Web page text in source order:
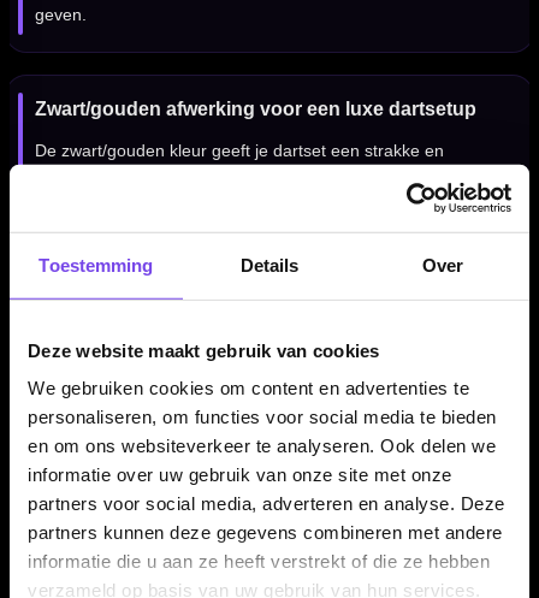
Toestemming Details Over
Deze website maakt gebruik van cookies
We gebruiken cookies om content en advertenties te
personaliseren, om functies voor social media te bieden
en om ons websiteverkeer te analyseren. Ook delen we
informatie over uw gebruik van onze site met onze
partners voor social media, adverteren en analyse. Deze
partners kunnen deze gegevens combineren met andere
informatie die u aan ze heeft verstrekt of die ze hebben
verzameld op basis van uw gebruik van hun services.
geven.
Zwart/gouden afwerking voor een luxe dartsetup
De zwart/gouden kleur geeft je dartset een strakke en
premium uitstraling. Deze Harrows Supergrip Carbon shafts
combineren mooi met zwarte, gouden, witte, zilveren of
softtip dartpijlen.
Harrows Supergrip Carbon shafts per set van 3
stuks
De Harrows Supergrip Carbon Shafts Zwart Goud worden
geleverd per set van drie stuks. Daarmee heb je direct genoeg
shafts voor één complete set dartpijlen. Ideaal als vervanging,